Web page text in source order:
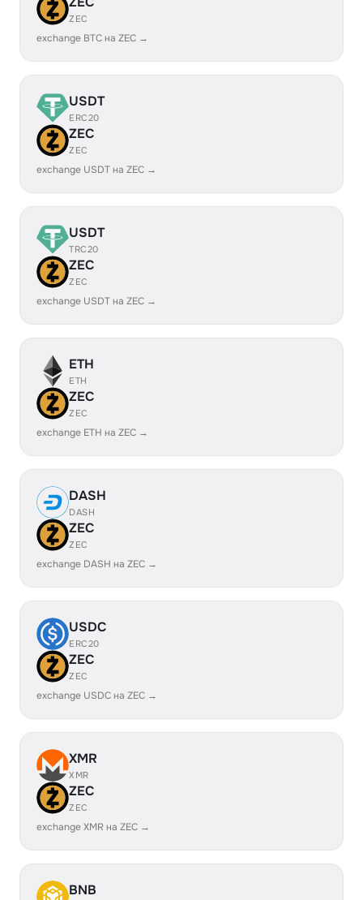
ZEC
exchange BTC на ZEC →
USDT
ERC20
ZEC
ZEC
exchange USDT на ZEC →
USDT
TRC20
ZEC
ZEC
exchange USDT на ZEC →
ETH
ETH
ZEC
ZEC
exchange ETH на ZEC →
DASH
DASH
ZEC
ZEC
exchange DASH на ZEC →
USDC
ERC20
ZEC
ZEC
exchange USDC на ZEC →
XMR
XMR
ZEC
ZEC
exchange XMR на ZEC →
BNB